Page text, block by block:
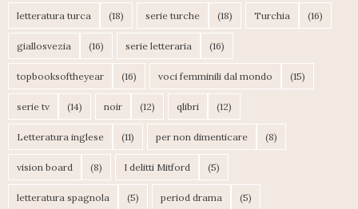
letteratura turca (18) serie turche (18) Turchia (16)
giallosvezia (16) serie letteraria (16)
topbooksoftheyear (16) voci femminili dal mondo (15)
serie tv (14) noir (12) qlibri (12)
Letteratura inglese (11) per non dimenticare (8)
vision board (8) I delitti Mitford (5)
letteratura spagnola (5) period drama (5)